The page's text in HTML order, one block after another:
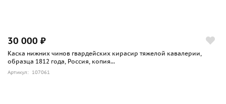
30 000 ₽
Каска нижних чинов гвардейских кирасир тяжелой кавалерии,
образца 1812 года, Россия, копия...
Артикул: 107061